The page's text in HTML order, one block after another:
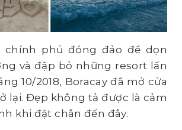
chính phủ đóng đảo để dọn
và đập bỏ những resort lấn
10/2018, Boracay đã mở cửa
lại. Đẹp không tả được là cảm
khi đặt chân đến đây.